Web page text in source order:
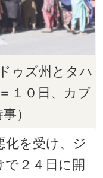
ゥズ州とタハ
１０日、カブ
）
を受け、ジ
で２４日に開